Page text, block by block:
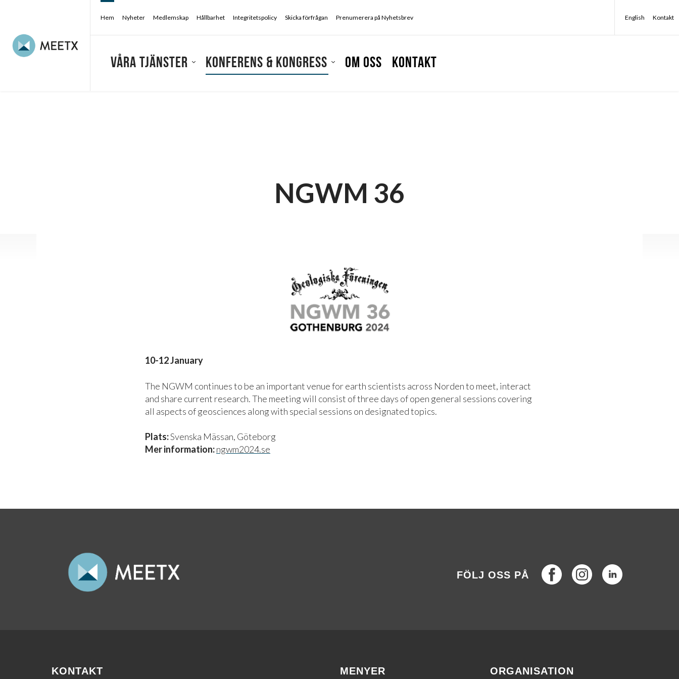
Hem Nyheter Medlemskap Hållbarhet Integritetspolicy Skicka förfrågan Prenumerera på Nyhetsbrev English Kontakt
Våra tjänster Konferens & kongress Om oss Kontakt
NGWM 36
10-12 January
The NGWM continues to be an important venue for earth scientists across Norden to meet, interact
and share current research. The meeting will consist of three days of open general sessions covering
all aspects of geosciences along with special sessions on designated topics.
Plats:Svenska Mässan, Göteborg
Mer information:ngwm2024.se
FÖLJ OSS PÅ
FacebookInstagramLinkedIn
KONTAKT MENYER ORGANISATION